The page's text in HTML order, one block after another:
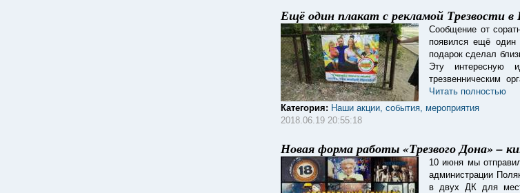
Ещё один плакат с рекламой Трезвости в
Сообщение от
появился ещё один
подарок сделал
Эту интересную
трезвенническим
Читать полностью
Категория: Наши акции, события, мероприятия
2018.06.19 20:55:18
Новая форма работы «Трезвого Дона» –
10 июня мы
администрации
в двух ДК для